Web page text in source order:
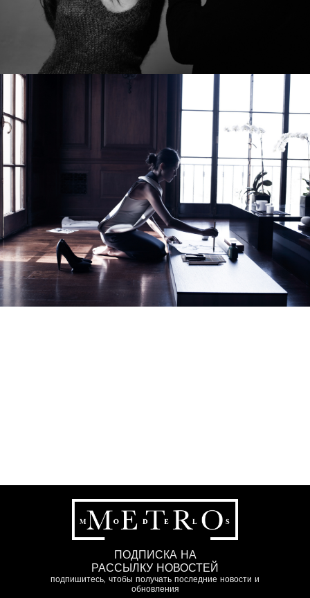
ПОДПИСКА НА
РАССЫЛКУ НОВОСТЕЙ
подпишитесь, чтобы получать последние новости и
обновления